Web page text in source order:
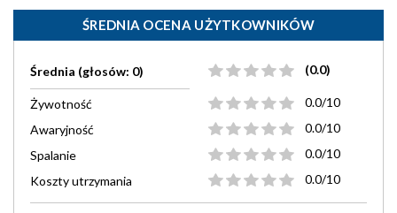
ŚREDNIA OCENA UŻYTKOWNIKÓW
Średnia (głosów: 0) (0.0)
Żywotność
0.0/10
Awaryjność
0.0/10
Spalanie
0.0/10
Koszty utrzymania
0.0/10